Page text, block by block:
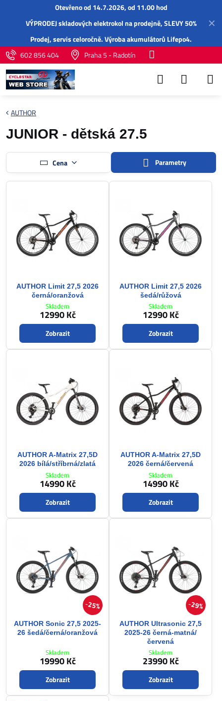
✕
Otevřeno od 14.7.2026, od 11.00 hod
VÝPRODEJ skladových elektrokol na prodejně, SLEVY 50%
Prodej,servisceloročně.Výroba akumulátorů Lifepo4.
602 856 404
Praha 5 - Radotín
AUTHOR
JUNIOR - dětská 27.5
Cena Parametry
AUTHOR Limit 27,5 2026
černá/oranžová
Skladem
12990 Kč
Zobrazit
AUTHOR Limit 27,5 2026
šedá/růžová
Skladem
12990 Kč
Zobrazit
AUTHOR A-Matrix 27,5D
2026 bílá/stříbrná/zlatá
Skladem
14990 Kč
Zobrazit
AUTHOR A-Matrix 27,5D
2026 černá/červená
Skladem
14990 Kč
Zobrazit
25%
AUTHOR Sonic 27,5 2025-
26 šedá/černá/oranžová
Skladem
19990 Kč
Zobrazit
29%
AUTHOR Ultrasonic 27,5
2025-26 černá-matná/
červená
Skladem
23990 Kč
Zobrazit